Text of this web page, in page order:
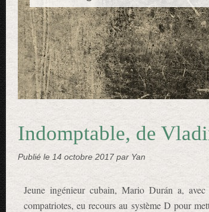
Indomptable, de
Publié le 14 octobre 2017 par Yan
Jeune ingénieur cubain, Mario Durán a,
compatriotes, eu recours au système D pour